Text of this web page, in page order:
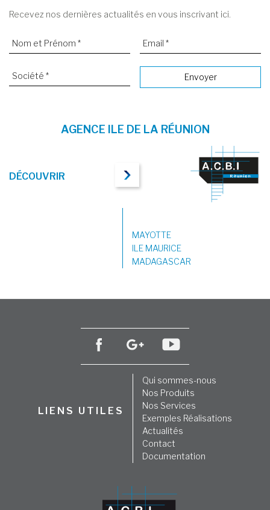
Recevez nos dernières actualités en vous inscrivant ici.
AGENCE ILE DE LA RÉUNION
DÉCOUVRIR
MAYOTTE
ILE MAURICE
MADAGASCAR
LIENS UTILES
Qui sommes-nous
Nos Produits
Nos Services
Exemples Réalisations
Actualités
Contact
Documentation